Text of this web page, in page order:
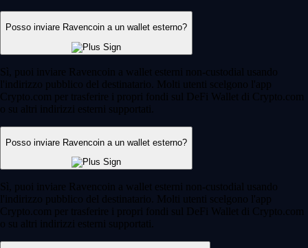
Posso inviare Ravencoin a un wallet esterno?
Sì, puoi inviare Ravencoin a wallet esterni non-custodial usando
l'indirizzo pubblico del destinatario. Molti utenti scelgono l'app
Crypto.com per trasferire i propri fondi sul DeFi Wallet di Crypto.com
o su altri indirizzi esterni supportati.
Posso inviare Ravencoin a un wallet esterno?
Sì, puoi inviare Ravencoin a wallet esterni non-custodial usando
l'indirizzo pubblico del destinatario. Molti utenti scelgono l'app
Crypto.com per trasferire i propri fondi sul DeFi Wallet di Crypto.com
o su altri indirizzi esterni supportati.